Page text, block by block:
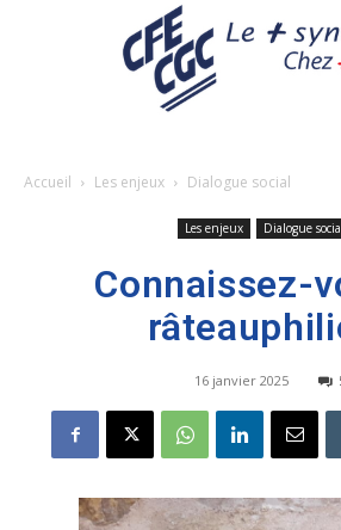
Accueil Les enjeux Dialogue social
Les enjeux Dialogue
Connaissez-
16 janvier 2025